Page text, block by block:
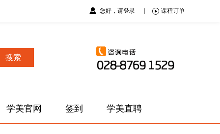
您好，请登录 课程订单
搜索
学美官网 签到 学美直聘